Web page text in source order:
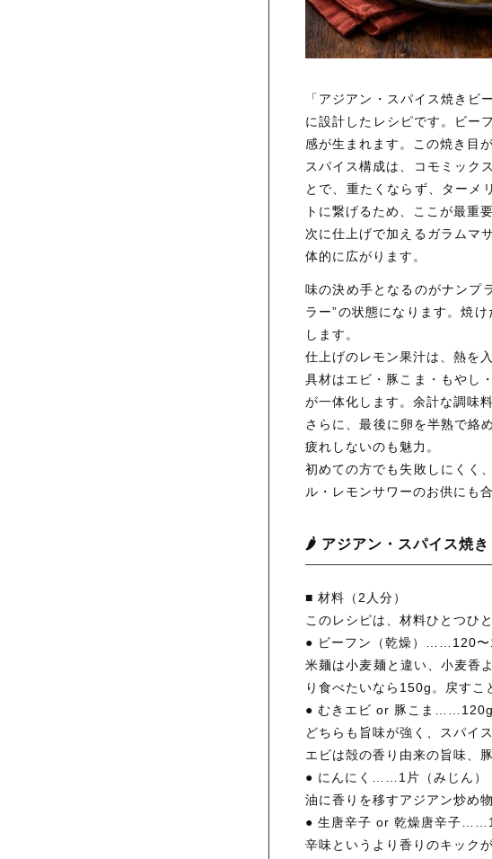
「アジアン・スパイス焼き
に設計したレシピです。ビー
感が生まれます。この焼き目
スパイス構成は、コモミック
とで、重たくならず、ターメ
トに繋げるため、ここが最重
次に仕上げで加えるガラムマ
体的に広がります。
味の決め手となるのがナンプ
ラー”の状態になります。焼
します。
仕上げのレモン果汁は、熱を
具材はエビ・豚こま・もやし
が一体化します。余計な調味
さらに、最後に卵を半熟で絡
疲れしないのも魅力。
初めての方でも失敗しにくく
ル・レモンサワーのお供にも
🌶️ アジアン・スパイス焼
■ 材料（2人分）
このレシピは、材料ひとつひ
● ビーフン（乾燥）……120〜
米麺は小麦麺と違い、小麦香
り食べたいなら150g。戻すこ
● むきエビ or 豚こま……120g
どちらも旨味が強く、スパイ
エビは殻の香り由来の旨味、
● にんにく……1片（みじん）
油に香りを移すアジアン炒め
● 生唐辛子 or 乾燥唐辛子
辛味というより香りのキック